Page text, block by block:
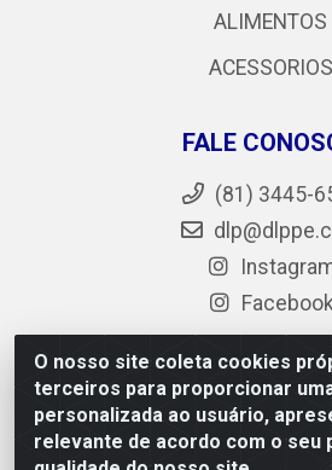
O nosso site coleta cookies
terceiros para proporcionar
personalizada ao usuário,
relevante de acordo com o seu
ALIMENTOS
ACESSORIOS
FALE
(81) 3445-
DLP - AV. Engenheiro Abdias de
PE - CEP 50.640-525 - CNPJ